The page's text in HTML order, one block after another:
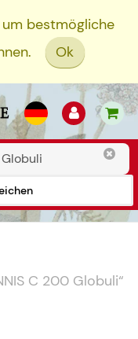
bestmögliche
Ok
C 200 Globuli“